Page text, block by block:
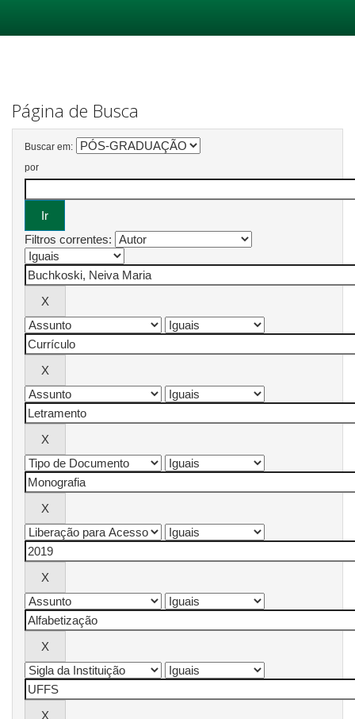
Página de Busca
Buscar em:
por
Filtros correntes: